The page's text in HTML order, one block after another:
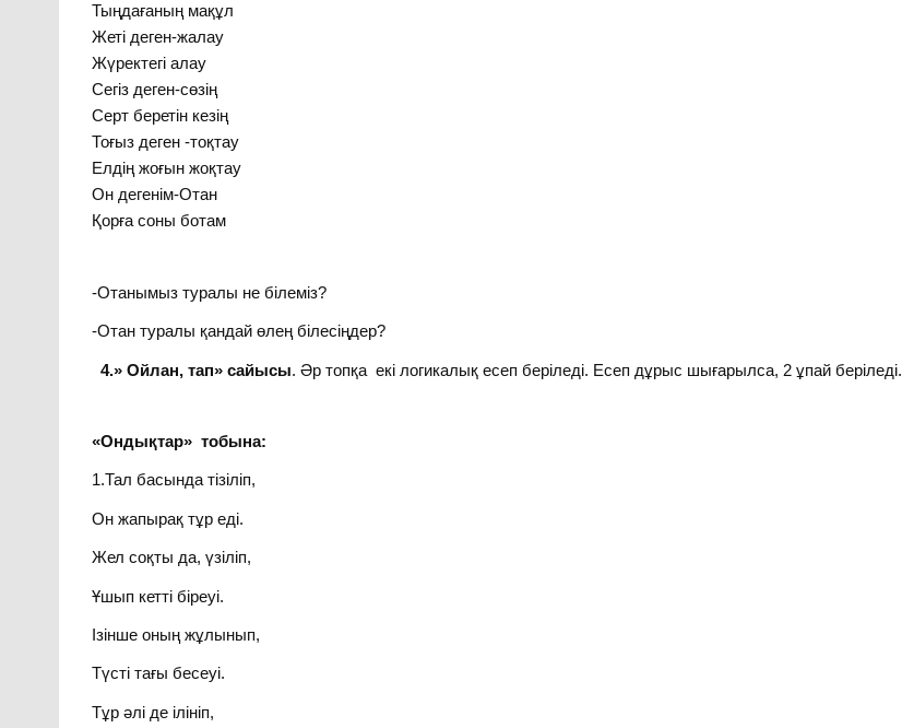
Тыңдағаның мақұл
Жеті деген-жалау
Жүректегі алау
Сегіз деген-сөзің
Серт беретін кезің
Тоғыз деген -тоқтау
Елдің жоғын жоқтау
Он дегенім-Отан
Қорға соны ботам
-Отанымыз туралы не білеміз?
-Отан туралы қандай өлең білесіңдер?
4.» Ойлан, тап» сайысы. Әр топқа екі логикалық есеп беріледі. Есеп дұрыс шығарылса, 2 ұпай беріледі.
«Ондықтар» тобына:
1.Тал басында тізіліп,
Он жапырақ тұр еді.
Жел соқты да, үзіліп,
Ұшып кетті біреуі.
Ізінше оның жұлынып,
Түсті тағы бесеуі.
Тұр әлі де ілініп,